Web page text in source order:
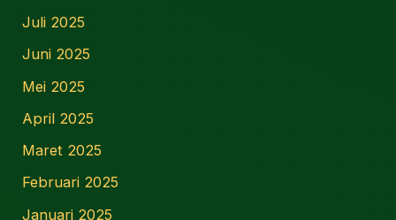
Juli 2025
Juni 2025
Mei 2025
April 2025
Maret 2025
Februari 2025
Januari 2025